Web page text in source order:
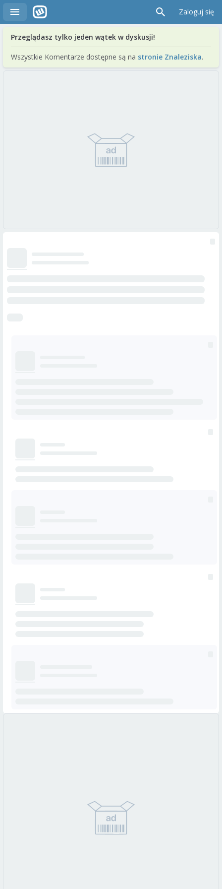
Zaloguj się
Przeglądasz tylko jeden wątek w dyskusji!
Wszystkie Komentarze dostępne są na stronie Znaleziska.